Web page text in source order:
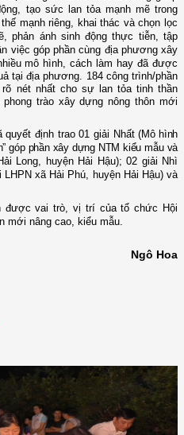
tạo sức lan tỏa mạnh mẽ trong
mạnh riêng, khai thác và chọn lọc
phản ánh sinh động thực tiễn, tập
việc góp phần cùng địa phương xây
mô hình, cách làm hay đã được
tại địa phương. 184 công trình/phần
nét nhất cho sự lan tỏa tinh thần
trào xây dựng nông thôn mới
định trao 01 giải Nhất (Mô hình
góp phần xây dựng NTM kiểu mẫu và
Long, huyện Hải Hậu); 02 giải Nhì
xã Hải Phú, huyện Hải Hậu)và
được vai trò, vị trí của tổ chức Hội
mới nâng cao, kiểu mẫu
Ngô Hoa